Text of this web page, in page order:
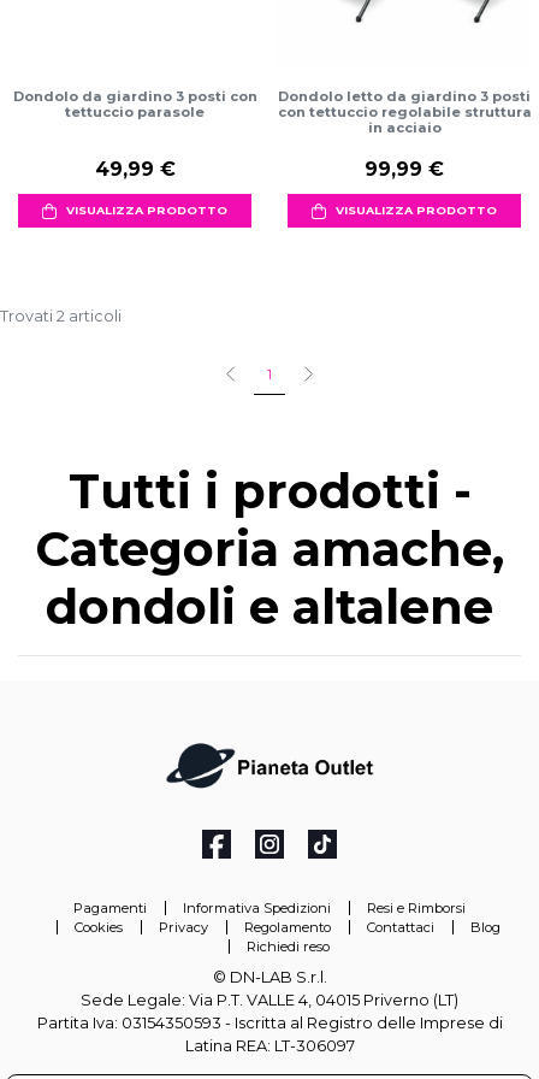
Dondolo da giardino 3 posti con
tettuccio parasole
49,99 €
VISUALIZZA PRODOTTO
Dondolo letto da giardino 3 posti
con tettuccio regolabile struttura
in acciaio
99,99 €
VISUALIZZA PRODOTTO
Trovati 2 articoli
1
Tutti i prodotti -
Categoria amache,
dondoli e altalene
Pagamenti Informativa Spedizioni
Resi e Rimborsi
Cookies
Privacy Regolamento Contattaci
Blog
Richiedi reso
© DN-LAB S.r.l.
Sede Legale: Via P.T. VALLE 4, 04015 Priverno (LT)
Partita Iva: 03154350593 - Iscritta al Registro delle Imprese di
Latina REA: LT-306097